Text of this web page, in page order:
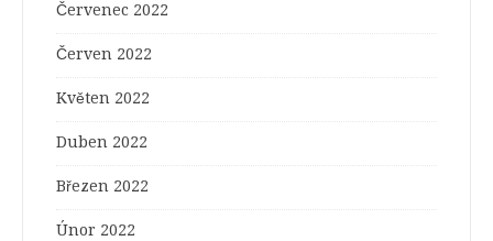
Červenec 2022
Červen 2022
Květen 2022
Duben 2022
Březen 2022
Únor 2022